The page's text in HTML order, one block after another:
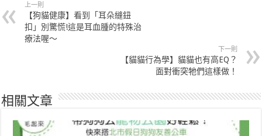
上一則
【狗貓健康】看到「耳朵縫鈕
扣」別驚慌!這是耳血腫的特殊治
療法喔～
下一則
【貓貓行為學】貓貓也有高EQ？
面對衝突牠們這樣做！
相關文章